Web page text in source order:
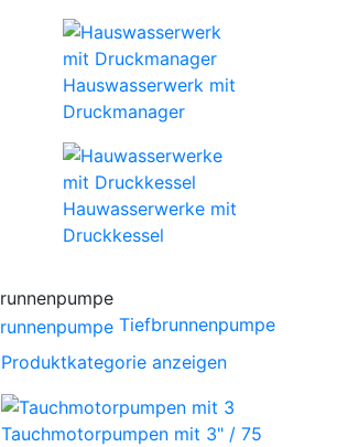
Hauswasserwerk mit
Druckmanager
Hauwasserwerke mit
Druckkessel
Tiefbrunnenpumpe
Produktkategorie anzeigen
Tauchmotorpumpen mit 3" / 75